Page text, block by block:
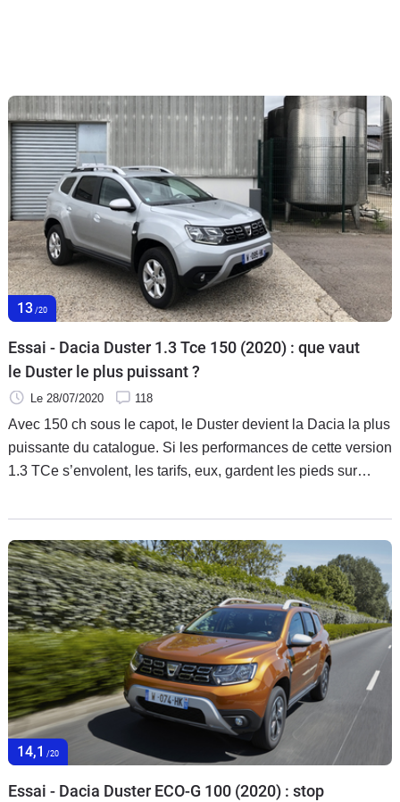
13 /20
Essai - Dacia Duster 1.3 Tce 150 (2020) : que vaut
le Duster le plus puissant ?
Le 28/07/2020 118
Avec 150 ch sous le capot, le Duster devient la Dacia la plus
puissante du catalogue. Si les performances de cette version
1.3 TCe s’envolent, les tarifs, eux, gardent les pieds sur
14,1 /20
Essai - Dacia Duster ECO-G 100 (2020) : stop